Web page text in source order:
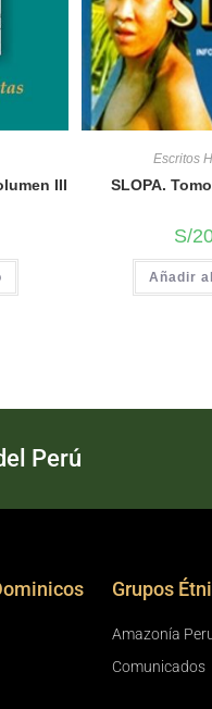
III
Escritos
SLOPA.
S/
Añadir
Perú
Grupos
Amazonía
Comunicados